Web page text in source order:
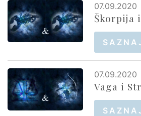
07.09.2020
Škorpija
07.09.2020
Vaga i